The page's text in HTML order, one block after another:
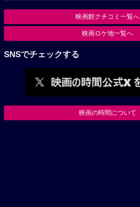
映画館クチコミ一覧へ
映画ロケ地一覧へ
SNSでチェックする
映画の時間について